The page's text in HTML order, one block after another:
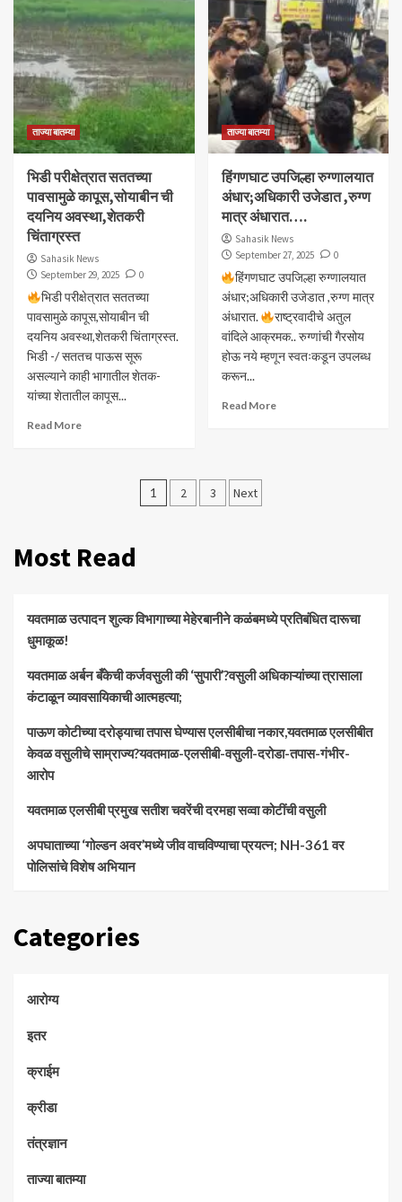
ताज्या बातम्या
भिडी परीक्षेत्रात सततच्या
पावसामुळे कापूस,सोयाबीन ची
दयनिय अवस्था,शेतकरी
चिंताग्रस्त
Sahasik News
September 29, 2025
0
भिडी परीक्षेत्रात सततच्या
पावसामुळे कापूस,सोयाबीन ची
दयनिय अवस्था,शेतकरी चिंताग्रस्त.
भिडी -/ सततच पाऊस सूरू
असल्याने काही भागातील शेतक-
यांच्या शेतातील कापूस...
Read More
ताज्या बातम्या
हिंगणघाट उपजिल्हा रुग्णालयात
अंधार;अधिकारी उजेडात ,रुग्ण
मात्र अंधारात….
Sahasik News
September 27, 2025
0
हिंगणघाट उपजिल्हा रुग्णालयात
अंधार;अधिकारी उजेडात ,रुग्ण मात्र
अंधारात.
राष्ट्रवादीचे अतुल
वांदिले आक्रमक.. रुग्णांची गैरसोय
होऊ नये म्हणून स्वतःकडून उपलब्ध
करून...
Read More
Posts
1 2 3 Next
Most Read
यवतमाळ उत्पादन शुल्क विभागाच्या मेहेरबानीने कळंबमध्ये प्रतिबंधित दारूचा
धुमाकूळ!
​यवतमाळ अर्बन बँकेची कर्जवसुली की ‘सुपारी’?वसुली अधिकाऱ्यांच्या त्रासाला
कंटाळून व्यावसायिकाची आत्महत्या;
पाऊण कोटीच्या दरोड्याचा तपास घेण्यास एलसीबीचा नकार,यवतमाळ एलसीबीत
केवळ वसुलीचे साम्राज्य?यवतमाळ-एलसीबी-वसुली-दरोडा-तपास-गंभीर-
आरोप
यवतमाळ एलसीबी प्रमुख सतीश चवरेंची दरमहा सव्वा कोटींची वसुली
अपघाताच्या ‘गोल्डन अवर’मध्ये जीव वाचविण्याचा प्रयत्न; NH-361 वर
पोलिसांचे विशेष अभियान
Categories
आरोग्य
इतर
क्राईम
क्रीडा
तंत्रज्ञान
ताज्या बातम्या